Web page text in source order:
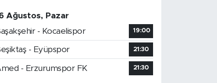
Ağustos, Pazar
- Kocaelispor
19:00
- Eyüpspor 21:30
- Erzurumspor FK 21:30